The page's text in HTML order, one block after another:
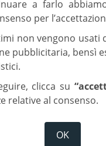
a farlo
per
non vengono usati
pubblicitaria, bensì
clicca su
relative al consenso.
OK